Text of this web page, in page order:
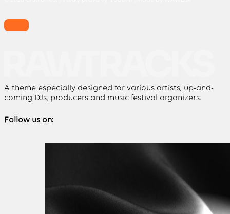
A theme especially designed for various artists, up-and-
coming DJs, producers and music festival organizers.
Follow us on: